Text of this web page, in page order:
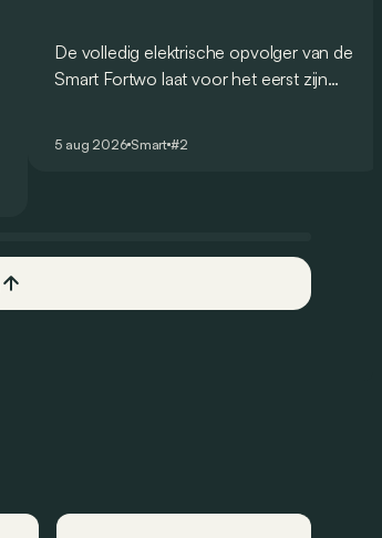
De volledig elektrische opvolger van de
Smart Fortwo laat voor het eerst zijn
hele wereld.
5 aug 2026 Smart #2